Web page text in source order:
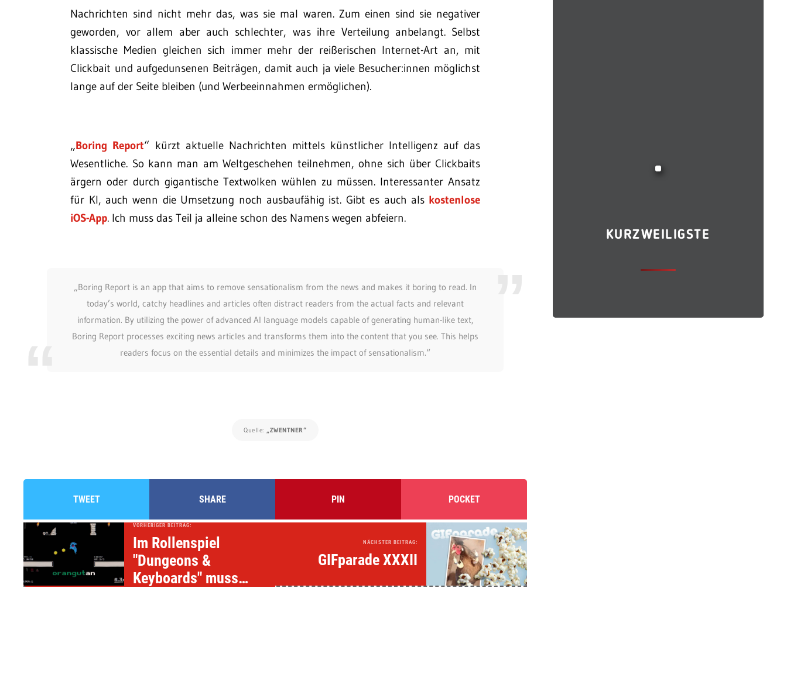
Nachrichten sind nicht mehr das, was sie mal waren. Zum einen sind sie negativer
geworden, vor allem aber auch schlechter, was ihre Verteilung anbelangt. Selbst
klassische Medien gleichen sich immer mehr der reißerischen Internet-Art an, mit
Clickbait und aufgedunsenen Beiträgen, damit auch ja viele Besucher:innen möglichst
lange auf der Seite bleiben (und Werbeeinnahmen ermöglichen).
„Boring Report“ kürzt aktuelle Nachrichten mittels künstlicher Intelligenz auf das
Wesentliche. So kann man am Weltgeschehen teilnehmen, ohne sich über Clickbaits
ärgern oder durch gigantische Textwolken wühlen zu müssen. Interessanter Ansatz
für KI, auch wenn die Umsetzung noch ausbaufähig ist. Gibt es auch als kostenlose
iOS-App. Ich muss das Teil ja alleine schon des Namens wegen abfeiern.
„Boring Report is an app that aims to remove sensationalism from the news and makes it boring to read. In
today’s world, catchy headlines and articles often distract readers from the actual facts and relevant
information. By utilizing the power of advanced AI language models capable of generating human-like text,
Boring Report processes exciting news articles and transforms them into the content that you see. This helps
readers focus on the essential details and minimizes the impact of sensationalism.“
Quelle: „ZWENTNER“
TWEET SHARE PIN POCKET
VORHERIGER BEITRAG:
Im Rollenspiel
"Dungeons &
Keyboards" muss
NÄCHSTER BEITRAG:
GIFparade XXXII
KURZWEILIGSTE